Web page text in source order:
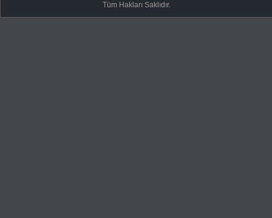
Tüm Hakları Saklıdır.